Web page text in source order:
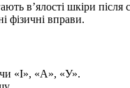
в’ялості шкіри після
фізичні вправи.
«І», «А», «У».